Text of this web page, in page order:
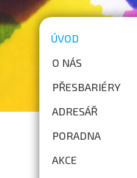
ÚVOD
O NÁS
PŘESBARIÉRY
ADRESÁŘ
PORADNA
AKCE